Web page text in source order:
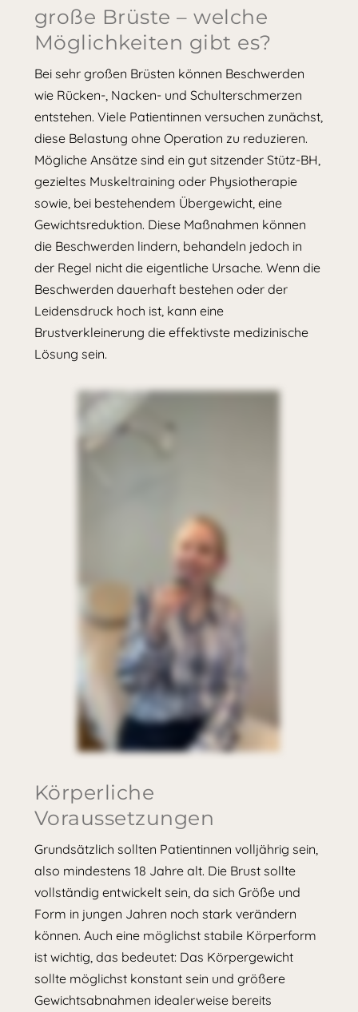
große Brüste – welche
Möglichkeiten gibt es?
Bei sehr großen Brüsten können Beschwerden
wie Rücken-, Nacken- und Schulterschmerzen
entstehen. Viele Patientinnen versuchen zunächst,
diese Belastung ohne Operation zu reduzieren.
Mögliche Ansätze sind ein gut sitzender Stütz-BH,
gezieltes Muskeltraining oder Physiotherapie
sowie, bei bestehendem Übergewicht, eine
Gewichtsreduktion. Diese Maßnahmen können
die Beschwerden lindern, behandeln jedoch in
der Regel nicht die eigentliche Ursache. Wenn die
Beschwerden dauerhaft bestehen oder der
Leidensdruck hoch ist, kann eine
Brustverkleinerung die effektivste medizinische
Lösung sein.
Körperliche
Voraussetzungen
Grundsätzlich sollten Patientinnen volljährig sein,
also mindestens 18 Jahre alt. Die Brust sollte
vollständig entwickelt sein, da sich Größe und
Form in jungen Jahren noch stark verändern
können. Auch eine möglichst stabile Körperform
ist wichtig, das bedeutet: Das Körpergewicht
sollte möglichst konstant sein und größere
Gewichtsabnahmen idealerweise bereits